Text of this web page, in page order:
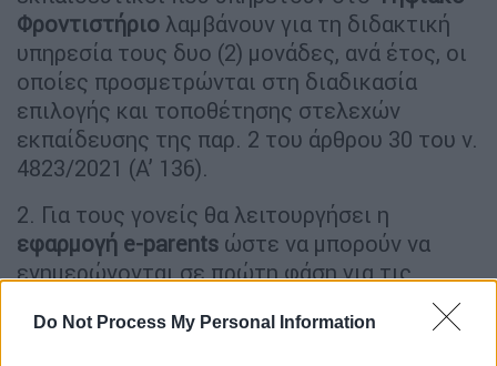
Do Not Process My Personal Information
Φροντιστήριο λαμβάνουν για τη διδακτική
υπηρεσία τους δυο (2) μονάδες, ανά έτος, οι
οποίες προσμετρώνται στη διαδικασία
επιλογής και τοποθέτησης στελεχών
εκπαίδευσης της παρ. 2 του άρθρου 30 του ν.
4823/2021 (Α’ 136).
2. Για τους γονείς θα λειτουργήσει η
εφαρμογή e-parents ώστε να μπορούν να
ενημερώνονται σε πρώτη φάση για τις
απουσίες, τη βαθμολογία των μαθητών και
τις ανακοινώσεις των σχολείων. Το
Ψηφιακό